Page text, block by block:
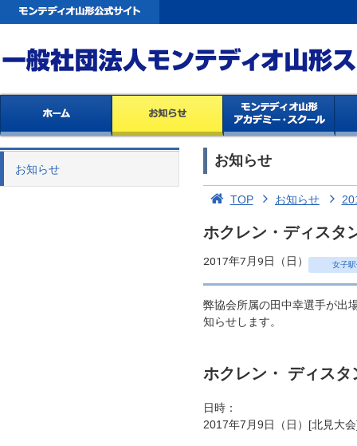
お知らせ
お知らせ
TOP お知らせ
ホクレン・ディスタ
2017年7月9日（日） 女子
弊協会所属の田中幸選手が出
知らせします。
ホクレン・ ディス
日時：
2017年7月9日（日）[北見大